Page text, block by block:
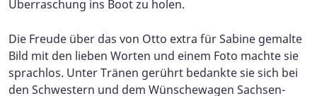
Überraschung ins Boot zu holen.
Die Freude über das von Otto extra für Sabine gemalte
Bild mit den lieben Worten und einem Foto machte sie
sprachlos. Unter Tränen gerührt bedankte sie sich bei
den Schwestern und dem Wünschewagen Sachsen-